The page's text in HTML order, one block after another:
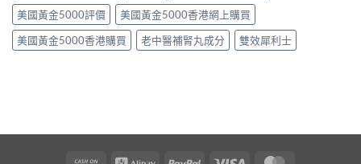
美國黃金5000評價
美國黃金5000香港網上購買
美國黃金5000香港購買
老中醫補腎丸成分 雙效犀利士